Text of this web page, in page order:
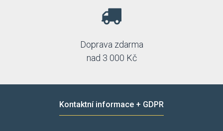
Doprava zdarma
nad 3 000 Kč
Kontaktní informace + GDPR